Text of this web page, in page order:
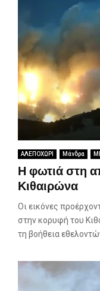
ΑΛΕΠΟΧΩΡΙ Μάνδρα
Η φωτιά στη
Κιθαιρώνα
Οι εικόνες
στην κορυφή του
τη βοήθεια